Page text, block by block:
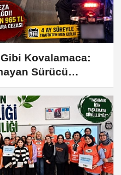
Kovalamaca:
Sürücü
Kaçtı